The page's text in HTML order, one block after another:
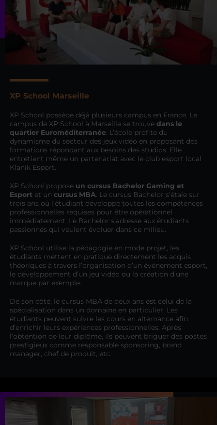
XP School Marseille
XP School possède déjà plusieurs campus en France. Le
campus de XP School à Marseille se trouve dans le
quartier Euroméditerranée. L’école profite du
dynamisme du secteur des jeux vidéo en proposant des
formations répondant aux besoins des studios. Elle
entretient même un partenariat avec le club esport local
Klanik Esport.
XP School propose un cursus Bachelor Gaming et
Esport et un cursus MBA. Le cursus Bachelor s’étale sur
trois ans où l’étudiant développe toutes les compétences
professionnelles requises pour être opérationnel
immédiatement. Le Bachelor s’adresse aux étudiants
passionnés qui veulent évoluer dans ce milieu.
XP School utilise la pédagogie en mode projet, les
étudiants mettent en pratique directement les acquis
théoriques à travers l’organisation d’un événement esport,
le développement d’un jeu vidéo ou la création d’une
marque par exemple.
De son côté, le cursus MBA de deux ans est celui de la
spécialisation dans un domaine en particulier. Les
étudiants peuvent suivre les cours en alternance afin
d’enrichir leurs expériences professionnelles. Après
l’obtention de leur diplôme, ils peuvent briguer des postes
prestigieux comme responsable sponsoring, brand
manager, chef de produit, etc.